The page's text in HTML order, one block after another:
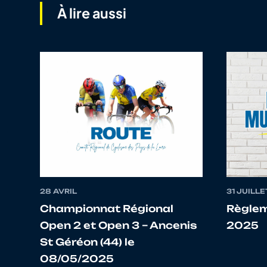
10056949084 GUEZELLO
10070286786 LE CLINCHE
LE FOULGOC
17 10124404807
18 10067223610
À lire aussi
28 AVRIL
Championnat Régional
Open 2 et Open 3 – Ancenis
St Géréon (44) le
08/05/2025
31
2025